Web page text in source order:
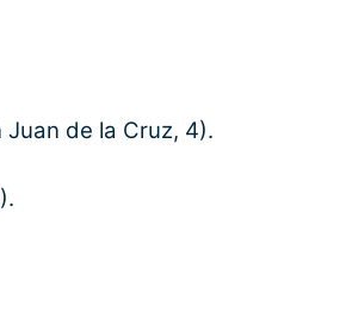
de la Cruz, 4).